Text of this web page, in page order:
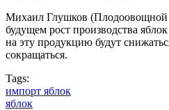
Михаил Глушков (Плодоовощной
будущем рост производства
на эту продукцию будут
сокращаться.
Tags:
импорт яблок
яблок